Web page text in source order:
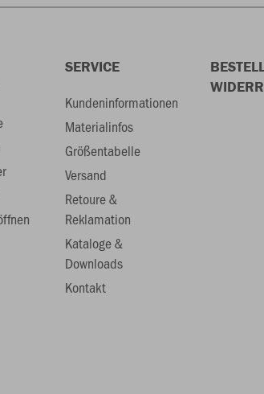
SERVICE
Kundeninformationen
Materialinfos
Größentabelle
Versand
Retoure &
Reklamation
Kataloge &
Downloads
Kontakt